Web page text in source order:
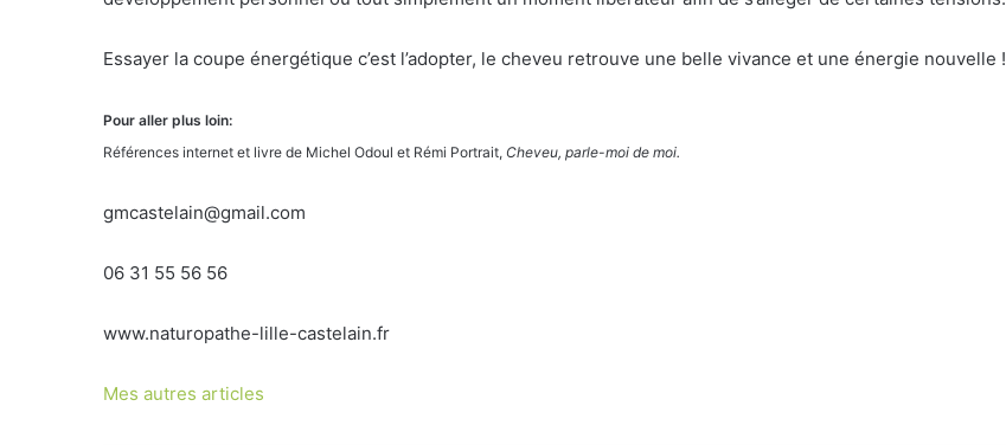
Essayer la coupe énergétique c’est l’adopter, le cheveu retrouve une belle vivance et une énergie nouvelle !
Pour aller plus loin:
Références internet et livre de Michel Odoul et Rémi Portrait, Cheveu, parle-moi de moi.
gmcastelain@gmail.com
06 31 55 56 56
www.naturopathe-lille-castelain.fr
Mes autres articles